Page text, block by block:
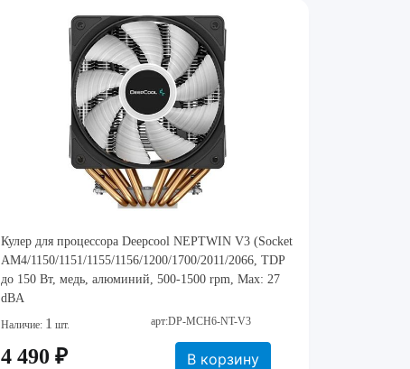
Кулер для процессора Deepcool NEPTWIN V3 (Socket
AM4/1150/1151/1155/1156/1200/1700/2011/2066, TDP
до 150 Вт, медь, алюминий, 500-1500 rpm, Max: 27
dBA
Наличие: 1 шт. арт:DP-MCH6-NT-V3
4 490 ₽ В корзину